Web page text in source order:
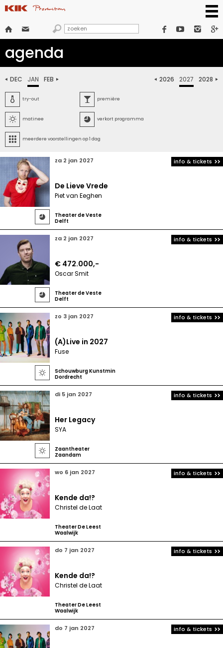
      
agenda
 DEC JAN FEB   2026 2027 2028 
 try-out  première
 matinee  verkort programma
 meerdere voorstellingen op 1 dag

za 2 jan 2027
De Lieve Vrede
Piet van Eeghen
Theater de Veste
Delft
info & tickets

za 2 jan 2027
€ 472.000,-
Oscar Smit
Theater de Veste
Delft
info & tickets

zo 3 jan 2027
(A)Live in 2027
Fuse
Schouwburg Kunstmin
Dordrecht
info & tickets

di 5 jan 2027
Her Legacy
SYA
Zaantheater
Zaandam
info & tickets
wo 6 jan 2027
Kende da!?
Christel de Laat
Theater De Leest
Waalwijk
info & tickets
do 7 jan 2027
Kende da!?
Christel de Laat
Theater De Leest
Waalwijk
info & tickets
do 7 jan 2027 info & tickets